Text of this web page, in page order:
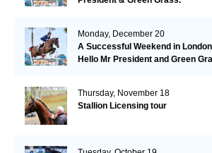
Monday, December 20
A Successful Weekend in
Hello Mr President and Green
Thursday, November 18
Stallion Licensing tour